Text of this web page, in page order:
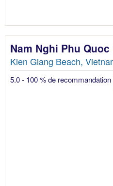
Nam Nghi Phu Quoc
Kien Giang Beach,
5.0 - 100 % de recommandation